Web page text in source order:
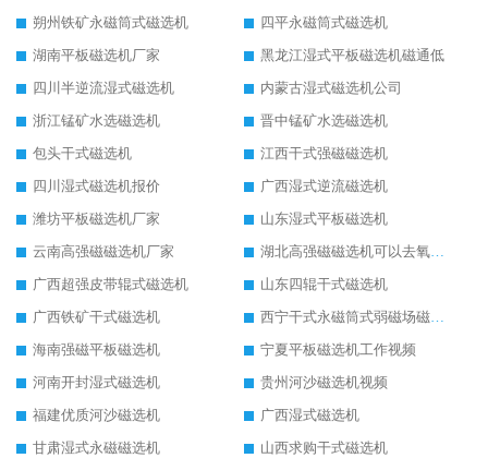
朔州铁矿永磁筒式磁选机
四平永磁筒式磁选机
湖南平板磁选机厂家
黑龙江湿式平板磁选机磁通低
四川半逆流湿式磁选机
内蒙古湿式磁选机公司
浙江锰矿水选磁选机
晋中锰矿水选磁选机
包头干式磁选机
江西干式强磁磁选机
四川湿式磁选机报价
广西湿式逆流磁选机
潍坊平板磁选机厂家
山东湿式平板磁选机
云南高强磁磁选机厂家
湖北高强磁磁选机可以去氧化铝
广西超强皮带辊式磁选机
山东四辊干式磁选机
广西铁矿干式磁选机
西宁干式永磁筒式弱磁场磁选机结构图
海南强磁平板磁选机
宁夏平板磁选机工作视频
河南开封湿式磁选机
贵州河沙磁选机视频
福建优质河沙磁选机
广西湿式磁选机
甘肃湿式永磁磁选机
山西求购干式磁选机